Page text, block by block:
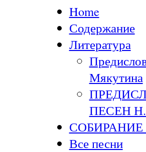
Home
Содержание
Литература
Мякутина
ПЕСЕН Н.
Все песни